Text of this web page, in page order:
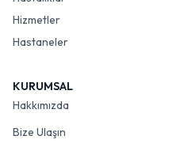
Hizmetler
Hastaneler
KURUMSAL
Hakkımızda
Bize Ulaşın